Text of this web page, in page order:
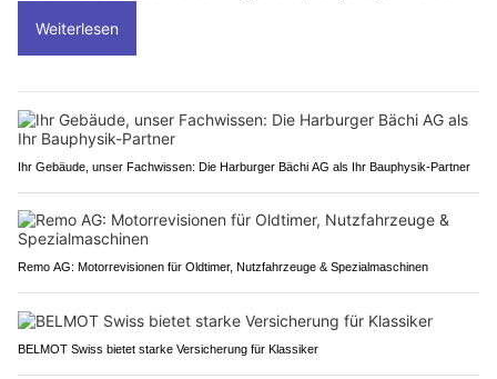
Weiterlesen
Ihr Gebäude, unser Fachwissen: Die Harburger Bächi AG als Ihr Bauphysik-Partner
Remo AG: Motorrevisionen für Oldtimer, Nutzfahrzeuge & Spezialmaschinen
BELMOT Swiss bietet starke Versicherung für Klassiker